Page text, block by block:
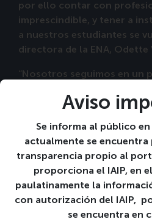
Aviso
Se informa al público en
actualmente se
transparencia propio al
proporciona el IAIP, en
paulatinamente la
con autorización del IAIP,
se encuentra en
por ello contar con
imprescindible, y tener a
a nuestros estudiantes se
directora de la ENA, Odette
“Nosotros seguimos en un
actualización de la
con el apoyo del BFA y de
becarias que hacen posible
jóvenes”, dijo Odette
Desde el 2012, el BFA ha
económico a jóvenes de
tengan un excelente